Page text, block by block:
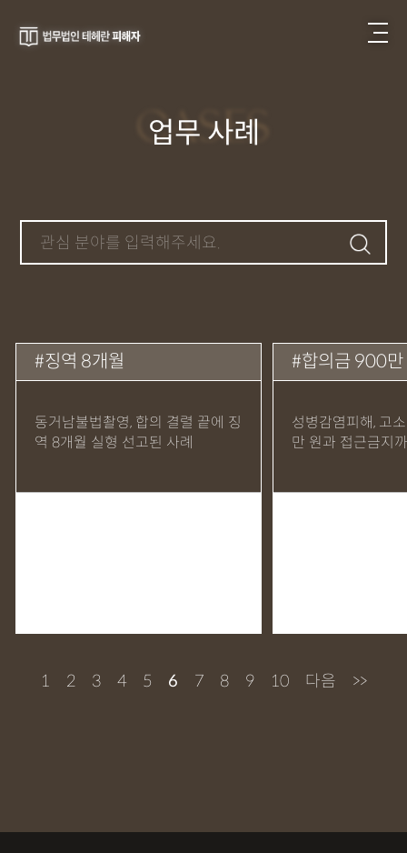
CASES
업무 사례
징역 8개월
동거남불법촬영, 합의 결렬 끝에 징
역 8개월 실형 선고된 사례
합의금 900만
성병감염피해, 고
만 원과 접근금지
1 2 3 4 5 6 7 8 9 10 다음 >>